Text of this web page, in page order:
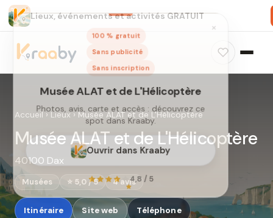
Lieux, événements et activités GRATUIT
×
100 % gratuit
Sans publicité
Sans inscription
Musée ALAT et de L'Hélicoptère
Photos, avis, carte et accès : découvrez ce
spot dans Kraaby.
Ouvrir dans Kraaby
4,8 / 5
Accueil›Lieux›Musée ALAT et de L'Hélicoptère
Musée ALAT et de L'Hélicoptère
40100 Dax
Musées ⭐ 5,0 / 5 4 avis
Itinéraire Site web Téléphone